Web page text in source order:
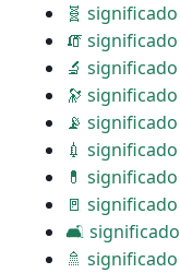
🧬 significado
🧯 significado
🔬 significado
🔭 significado
📡 significado
💉 significado
💊 significado
🚪 significado
🛋 significado
🚿 significado